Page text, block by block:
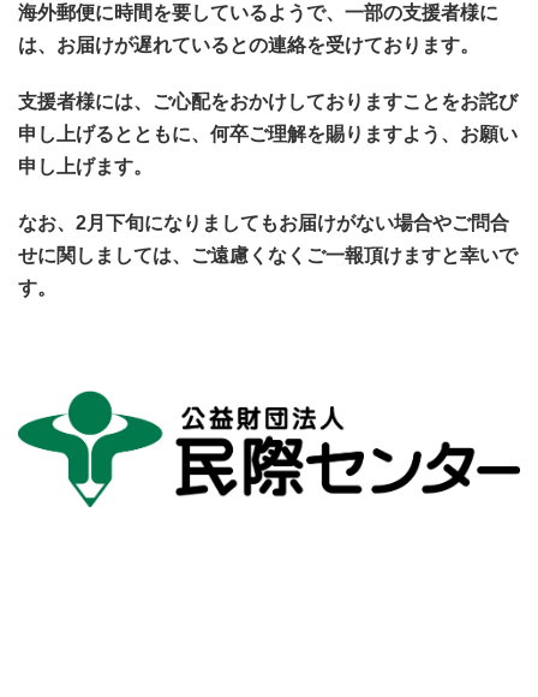
海外郵便に時間を要しているようで、一部の支援者様に
は、お届けが遅れているとの連絡を受けております。
支援者様には、ご心配をおかけしておりますことをお詫び
申し上げるとともに、何卒ご理解を賜りますよう、お願い
申し上げます。
なお、2月下旬になりましてもお届けがない場合やご問合
せに関しましては、ご遠慮くなくご一報頂けますと幸いで
す。